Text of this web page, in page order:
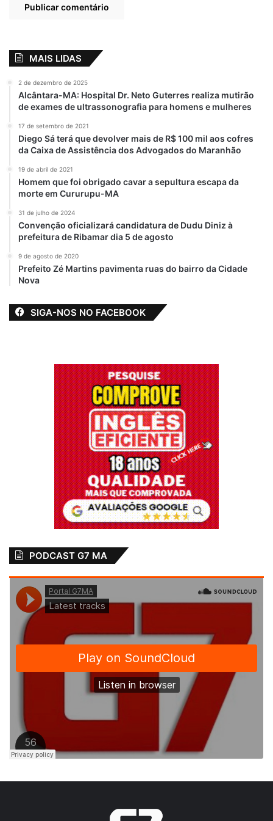
Para a distribuição dos peixes, foram
Agentes da Guarda Municipal e Polícia
Militar. Um dia antes, a Prefeitura de
Bequimão emitiu comunicado, nas redes
sociais e através de carro de som, com
orientações à população de como proceder
nos locais no momento do recebimento do
pescado.
distribuição de máscaras de proteção, além
de álcool em gel 70%, para higiene das
mãos. O distanciamento nas filas foi
seguido rigorosamente com fiscalização
dos Agentes da Guarda Municipal. Os
peixes foram embalados previamente, o
que também reduziu o tempo de entrega e
permanência das pessoas nos locais.
Deu certo o trabalho coletivo e bem
planejado, como se observou no Mercado
do Peixe, no Ginásio Poliesportivo e
também nas escolas Benedita Gusmão
Moraes, Domingos Bouéres e Pedro Silva.
As estratégias foram traçadas com base nas
ao coronavírus. Todos foram vencedores!
MAIS LIDAS
2 de dezembro de 2025
Alcântara-MA: Hospital Dr. Neto Guterres realiza mutirão
de exames de ultrassonografia para homens e mulheres
17 de setembro de 2021
Diego Sá terá que devolver mais de R$ 100 mil aos cofres
da Caixa de Assistência dos Advogados do Maranhão
19 de abril de 2021
Homem que foi obrigado cavar a sepultura escapa da
morte em Cururupu-MA
31 de julho de 2024
Convenção oficializará candidatura de Dudu Diniz à
prefeitura de Ribamar dia 5 de agosto
9 de agosto de 2020
Prefeito Zé Martins pavimenta ruas do bairro da Cidade
Nova
SIGA-NOS NO FACEBOOK
PODCAST G7 MA